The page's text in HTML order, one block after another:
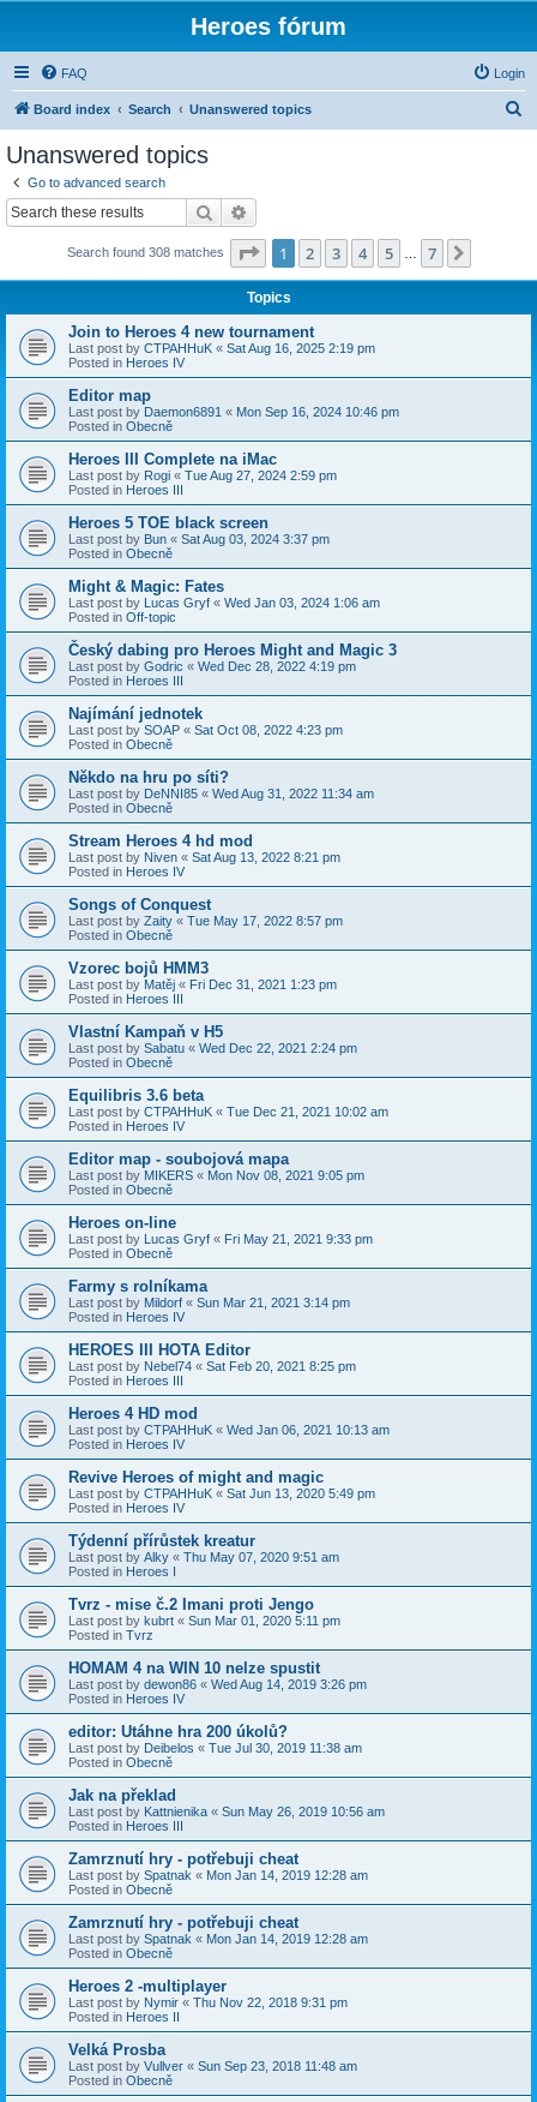
Heroes fórum
FAQ Login
Board index Search Unanswered topics
Unanswered topics
Go to advanced search
Search
Search found 308 matches Page 1of 7
1 2 3 4 5 7
Topics
Join to Heroes 4 new tournament
Last post by CTPAHHuK « Sat Aug 16, 2025 2:19 pm
Posted in Heroes IV
Editor map
Last post by Daemon6891 « Mon Sep 16, 2024 10:46 pm
Posted in Obecně
Heroes III Complete na iMac
Last post by Rogi « Tue Aug 27, 2024 2:59 pm
Posted in Heroes III
Heroes 5 TOE black screen
Last post by Bun « Sat Aug 03, 2024 3:37 pm
Posted in Obecně
Might & Magic: Fates
Last post by Lucas Gryf « Wed Jan 03, 2024 1:06 am
Posted in Off-topic
Český dabing pro Heroes Might and Magic 3
Last post by Godric « Wed Dec 28, 2022 4:19 pm
Posted in Heroes III
Najímání jednotek
Last post by SOAP « Sat Oct 08, 2022 4:23 pm
Posted in Obecně
Někdo na hru po síti?
Last post by DeNNI85 « Wed Aug 31, 2022 11:34 am
Posted in Obecně
Stream Heroes 4 hd mod
Last post by Niven « Sat Aug 13, 2022 8:21 pm
Posted in Heroes IV
Songs of Conquest
Last post by Zaity « Tue May 17, 2022 8:57 pm
Posted in Obecně
Vzorec bojů HMM3
Last post by Matěj « Fri Dec 31, 2021 1:23 pm
Posted in Heroes III
Vlastní Kampaň v H5
Last post by Sabatu « Wed Dec 22, 2021 2:24 pm
Posted in Obecně
Equilibris 3.6 beta
Last post by CTPAHHuK « Tue Dec 21, 2021 10:02 am
Posted in Heroes IV
Editor map - soubojová mapa
Last post by MIKERS « Mon Nov 08, 2021 9:05 pm
Posted in Obecně
Heroes on-line
Last post by Lucas Gryf « Fri May 21, 2021 9:33 pm
Posted in Obecně
Farmy s rolníkama
Last post by Mildorf « Sun Mar 21, 2021 3:14 pm
Posted in Heroes IV
HEROES III HOTA Editor
Last post by Nebel74 « Sat Feb 20, 2021 8:25 pm
Posted in Heroes III
Heroes 4 HD mod
Last post by CTPAHHuK « Wed Jan 06, 2021 10:13 am
Posted in Heroes IV
Revive Heroes of might and magic
Last post by CTPAHHuK « Sat Jun 13, 2020 5:49 pm
Posted in Heroes IV
Týdenní přírůstek kreatur
Last post by Alky « Thu May 07, 2020 9:51 am
Posted in Heroes I
Tvrz - mise č.2 Imani proti Jengo
Last post by kubrt « Sun Mar 01, 2020 5:11 pm
Posted in Tvrz
HOMAM 4 na WIN 10 nelze spustit
Last post by dewon86 « Wed Aug 14, 2019 3:26 pm
Posted in Heroes IV
editor: Utáhne hra 200 úkolů?
Last post by Deibelos « Tue Jul 30, 2019 11:38 am
Posted in Obecně
Jak na překlad
Last post by Kattnienika « Sun May 26, 2019 10:56 am
Posted in Heroes III
Zamrznutí hry - potřebuji cheat
Last post by Spatnak « Mon Jan 14, 2019 12:28 am
Posted in Obecně
Zamrznutí hry - potřebuji cheat
Last post by Spatnak « Mon Jan 14, 2019 12:28 am
Posted in Obecně
Heroes 2 -multiplayer
Last post by Nymir « Thu Nov 22, 2018 9:31 pm
Posted in Heroes II
Velká Prosba
Last post by Vullver « Sun Sep 23, 2018 11:48 am
Posted in Obecně